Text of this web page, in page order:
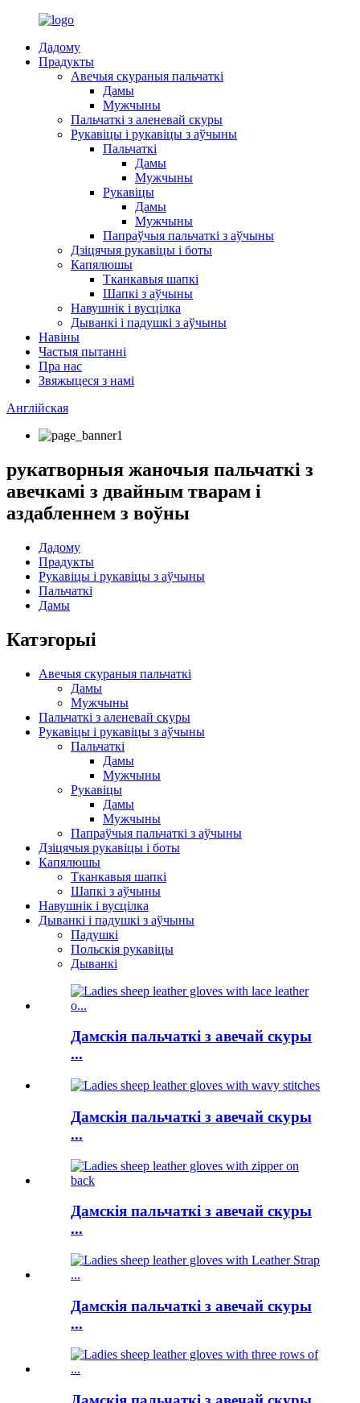
Дадому
Прадукты
Авечыя скураныя пальчаткі
Дамы
Мужчыны
Пальчаткі з аленевай скуры
Рукавіцы і рукавіцы з аўчыны
Пальчаткі
Дамы
Мужчыны
Рукавіцы
Дамы
Мужчыны
Папраўчыя пальчаткі з аўчыны
Дзіцячыя рукавіцы і боты
Капялюшы
Тканкавыя шапкі
Шапкі з аўчыны
Навушнік і вусцілка
Дыванкі і падушкі з аўчыны
Навіны
Частыя пытанні
Пра нас
Звяжыцеся з намі
Англійская
рукатворныя жаночыя пальчаткі з
авечкамі з двайным тварам і
аздабленнем з воўны
Дадому
Прадукты
Рукавіцы і рукавіцы з аўчыны
Пальчаткі
Дамы
Катэгорыі
Авечыя скураныя пальчаткі
Дамы
Мужчыны
Пальчаткі з аленевай скуры
Рукавіцы і рукавіцы з аўчыны
Пальчаткі
Дамы
Мужчыны
Рукавіцы
Дамы
Мужчыны
Папраўчыя пальчаткі з аўчыны
Дзіцячыя рукавіцы і боты
Капялюшы
Тканкавыя шапкі
Шапкі з аўчыны
Навушнік і вусцілка
Дыванкі і падушкі з аўчыны
Падушкі
Польскія рукавіцы
Дыванкі
Дамскія пальчаткі з авечай скуры
...
Дамскія пальчаткі з авечай скуры
...
Дамскія пальчаткі з авечай скуры
...
Дамскія пальчаткі з авечай скуры
...